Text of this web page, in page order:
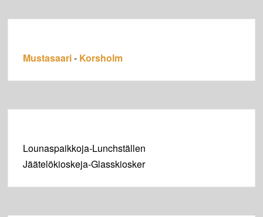
Mustasaari- Korsholm
Lounaspaikkoja-Lunchställen
Jäätelökioskeja-Glasskiosker